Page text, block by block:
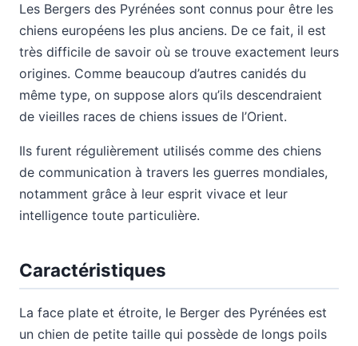
Les Bergers des Pyrénées sont connus pour être les
chiens européens les plus anciens. De ce fait, il est
très difficile de savoir où se trouve exactement leurs
origines. Comme beaucoup d’autres canidés du
même type, on suppose alors qu’ils descendraient
de vieilles races de chiens issues de l’Orient.
Ils furent régulièrement utilisés comme des chiens
de communication à travers les guerres mondiales,
notamment grâce à leur esprit vivace et leur
intelligence toute particulière.
Caractéristiques
La face plate et étroite, le Berger des Pyrénées est
un chien de petite taille qui possède de longs poils